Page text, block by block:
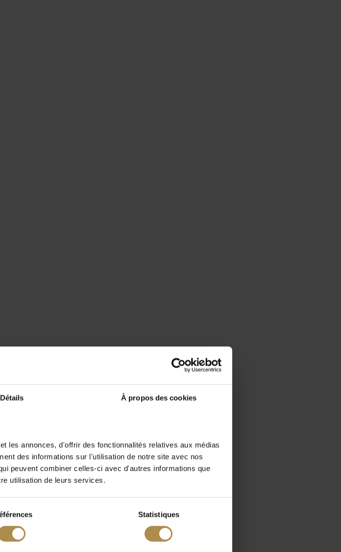
Détails À propos des cookies
les annonces, d'offrir des fonctionnalités relatives aux médias
des informations sur l'utilisation de notre site avec nos
peuvent combiner celles-ci avec d'autres informations que
utilisation de leurs services.
Statistiques